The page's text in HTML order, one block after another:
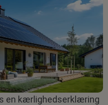
en kærlighedserklæring